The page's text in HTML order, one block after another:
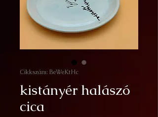
Cikkszám: BeWeKtHc
kistányér halászó
cica